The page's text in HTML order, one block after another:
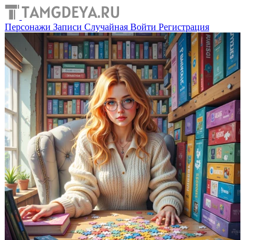
Персонажи Записи Случайная Войти Регистрация